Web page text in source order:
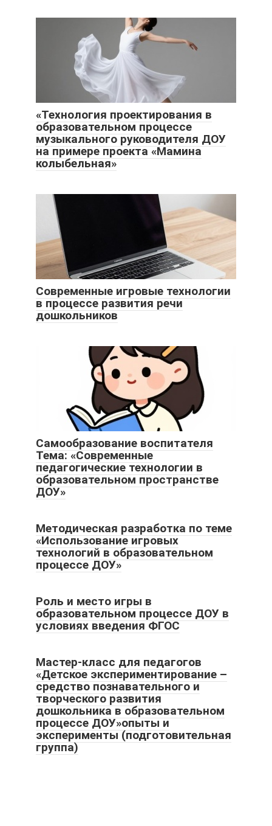
«Технология проектирования в
образовательном процессе
музыкального руководителя ДОУ
на примере проекта «Мамина
колыбельная»
Современные игровые технологии
в процессе развития речи
дошкольников
Самообразование воспитателя
Тема: «Современные
педагогические технологии в
образовательном пространстве
ДОУ»
Методическая разработка по теме
«Использование игровых
технологий в образовательном
процессе ДОУ»
Роль и место игры в
образовательном процессе ДОУ в
условиях введения ФГОС
Мастер-класс для педагогов
«Детское экспериментирование –
средство познавательного и
творческого развития
дошкольника в образовательном
процессе ДОУ»опыты и
эксперименты (подготовительная
группа)